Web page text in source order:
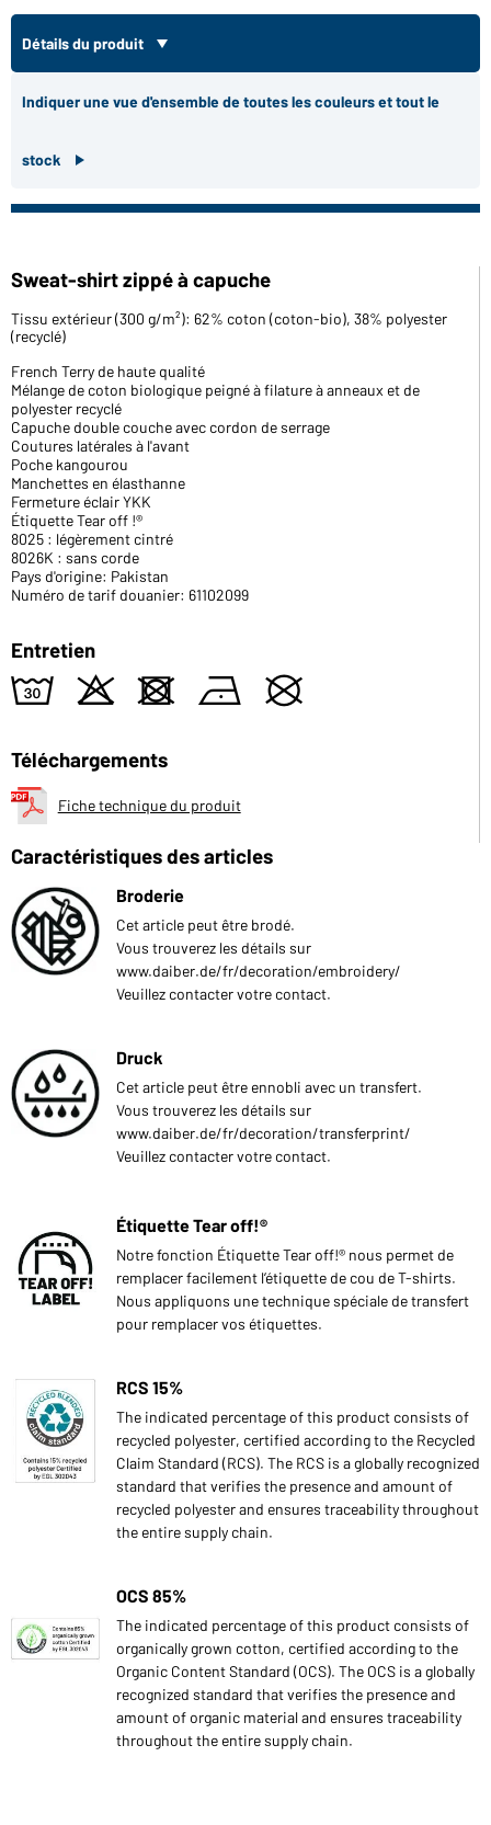
Détails du produit
Indiquer une vue d'ensemble de toutes les couleurs et tout le
stock
Sweat-shirt zippé à capuche
Tissu extérieur (300 g/m²): 62% coton (coton-bio), 38% polyester
(recyclé)
French Terry de haute qualité
Mélange de coton biologique peigné à filature à anneaux et de
polyester recyclé
Capuche double couche avec cordon de serrage
Coutures latérales à l'avant
Poche kangourou
Manchettes en élasthanne
Fermeture éclair YKK
Étiquette Tear off !®
8025 : légèrement cintré
8026K : sans corde
Pays d'origine: Pakistan
Numéro de tarif douanier: 61102099
Entretien
w o d n U
Téléchargements
Fiche technique du produit
Caractéristiques des articles
Broderie
Cet article peut être brodé.
Vous trouverez les détails sur
www.daiber.de/fr/decoration/embroidery/
Veuillez contacter votre contact.
Druck
Cet article peut être ennobli avec un transfert.
Vous trouverez les détails sur
www.daiber.de/fr/decoration/transferprint/
Veuillez contacter votre contact.
Étiquette Tear off!®
Notre fonction Étiquette Tear off!® nous permet de
remplacer facilement l’étiquette de cou de T-shirts.
Nous appliquons une technique spéciale de transfert
pour remplacer vos étiquettes.
RCS 15%
The indicated percentage of this product consists of
recycled polyester, certified according to the Recycled
Claim Standard (RCS). The RCS is a globally recognized
standard that verifies the presence and amount of
recycled polyester and ensures traceability throughout
the entire supply chain.
OCS 85%
The indicated percentage of this product consists of
organically grown cotton, certified according to the
Organic Content Standard (OCS). The OCS is a globally
recognized standard that verifies the presence and
amount of organic material and ensures traceability
throughout the entire supply chain.